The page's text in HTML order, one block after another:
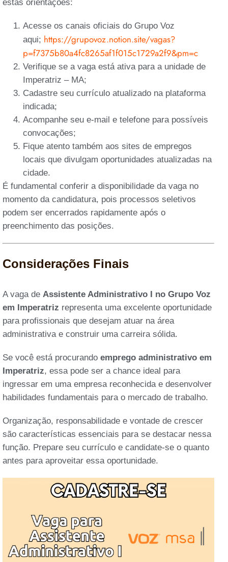
estas orientações:
Acesse os canais oficiais do Grupo Voz
aqui; https://grupovoz.notion.site/vagas?
p=f7375b80a4fc8265af1f015c1729a2f9&pm=c
Verifique se a vaga está ativa para a unidade de
Imperatriz – MA;
Cadastre seu currículo atualizado na plataforma
indicada;
Acompanhe seu e-mail e telefone para possíveis
convocações;
Fique atento também aos sites de empregos
locais que divulgam oportunidades atualizadas na
cidade.
É fundamental conferir a disponibilidade da vaga no
momento da candidatura, pois processos seletivos
podem ser encerrados rapidamente após o
preenchimento das posições.
Considerações Finais
A vaga de Assistente Administrativo I no Grupo Voz
em Imperatriz representa uma excelente oportunidade
para profissionais que desejam atuar na área
administrativa e construir uma carreira sólida.
Se você está procurando emprego administrativo em
Imperatriz, essa pode ser a chance ideal para
ingressar em uma empresa reconhecida e desenvolver
habilidades fundamentais para o mercado de trabalho.
Organização, responsabilidade e vontade de crescer
são características essenciais para se destacar nessa
função. Prepare seu currículo e candidate-se o quanto
antes para aproveitar essa oportunidade.